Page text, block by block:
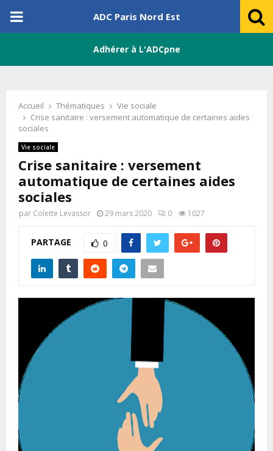
PRIMARY
ADC Paris Nord Est
Adhérer à L'ADCpne
Accueil Thématiques
Vie sociale
Crise sanitaire : versement automatique de certaines aides
sociales
Vie sociale
Crise sanitaire : versement
automatique de certaines aides
sociales
par Colette Levassor 29 mars 2020 0 1027
PARTAGE 0